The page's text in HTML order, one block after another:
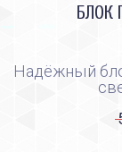
БЛОК
Надёжный